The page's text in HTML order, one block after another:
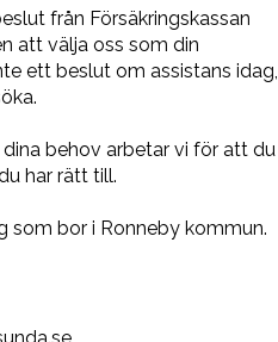
från Försäkringskassan
att välja oss som din
ett beslut om assistans idag,
behov arbetar vi för att du
har rätt till.
som bor i Ronneby kommun.